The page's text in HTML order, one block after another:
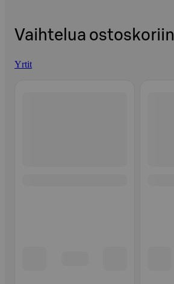
Vaihtelua ostoskoriin
Yrtit